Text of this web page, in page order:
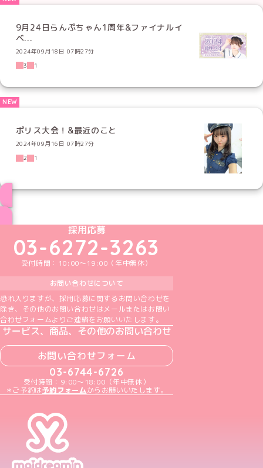
9月24日らんぷちゃん1周年&ファイナルイ
ベ...
2024年09月18日 07時27分
3
1
ポリス大会！&最近のこと
2024年09月16日 07時27分
2
1
めいどりーみんTikTok公式アカウント
めいどりーみんX公式アカウント
めいどりーみんInstagram公式アカウント
めいどりーみんFacebook公式アカウン
めいどりーみんYouTube公式アカ
採用応募
03-6272-3263
受付時間：10:00～19:00（年中無休）
お問い合わせについて
恐れ入りますが、採用応募に関するお問い合わせを
除き、その他のお問い合わせはメールまたはお問い
合わせフォームよりご連絡をお願いいたします。
サービス、商品、その他のお問い合わせ
お問い合わせフォーム
03-6744-6726
受付時間：9:00～18:00（年中無休）
＊ご予約は予約フォームからお願いいたします。